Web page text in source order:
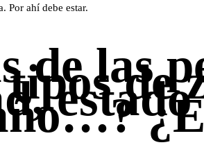
Por ahí debe estar.
de las
de